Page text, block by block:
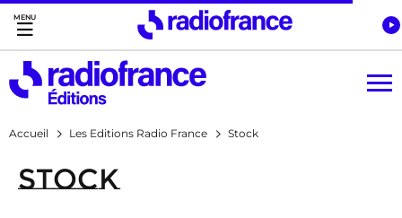
Accès direct :
Menu principal
Contenu
Accueil Les Editions Radio France Stock
Stock